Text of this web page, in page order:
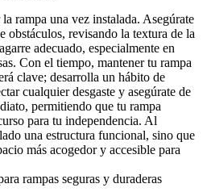
rampa una vez instalada. Asegúrate
obstáculos, revisando la textura de la
adecuado, especialmente en
Con el tiempo, mantener tu rampa
clave; desarrolla un hábito de
cualquier desgaste y asegúrate de
permitiendo que tu rampa
para tu independencia. Al
una estructura funcional, sino que
más acogedor y accesible para